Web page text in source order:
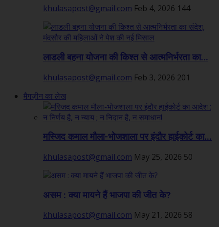
khulasapost@gmail.com Feb 4, 2026 144
लाडली बहना योजना की किश्त से आत्मनिर्भरता का...
khulasapost@gmail.com Feb 3, 2026 201
मैगज़ीन का लेख
मस्जिद कमाल मौला-भोजशाला पर इंदौर हाईकोर्ट का...
khulasapost@gmail.com May 25, 2026 50
असम : क्या मायने हैं भाजपा की जीत के?
khulasapost@gmail.com May 21, 2026 58